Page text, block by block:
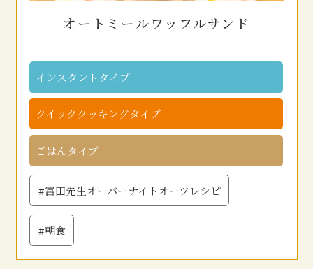
オートミールワッフルサンド
インスタントタイプ
クイッククッキングタイプ
ごはんタイプ
#富田先生オーバーナイトオーツレシピ
#朝食